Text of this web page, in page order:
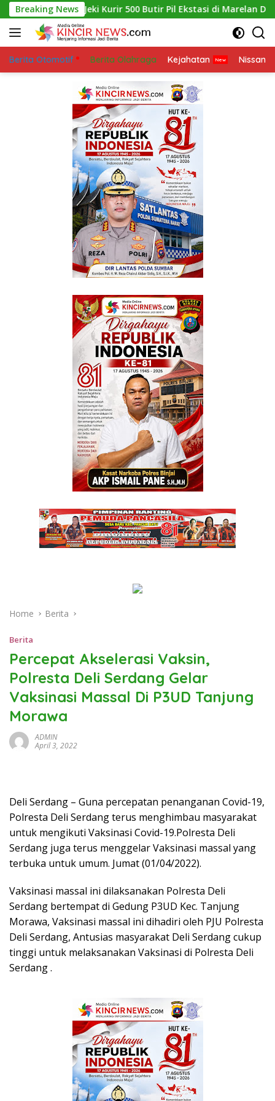
Skip
to
content
Breaking News
Jeki Kurir 500 Butir Pil Ekstasi di Marelan Di Tangkap
Berita Otomotif Berita Olahraga Kejahatan Nissan
Home Berita
Berita
Percepat Akselerasi Vaksin,
Polresta Deli Serdang Gelar
Vaksinasi Massal Di P3UD Tanjung
Morawa
ADMIN
April 3, 2022
Deli Serdang – Guna percepatan penanganan Covid-19,
Polresta Deli Serdang terus menghimbau masyarakat
untuk mengikuti Vaksinasi Covid-19.Polresta Deli
Serdang juga terus menggelar Vaksinasi massal yang
terbuka untuk umum. Jumat (01/04/2022).
Vaksinasi massal ini dilaksanakan Polresta Deli
Serdang bertempat di Gedung P3UD Kec. Tanjung
Morawa, Vaksinasi massal ini dihadiri oleh PJU Polresta
Deli Serdang, Antusias masyarakat Deli Serdang cukup
tinggi untuk melaksanakan Vaksinasi di Polresta Deli
Serdang .